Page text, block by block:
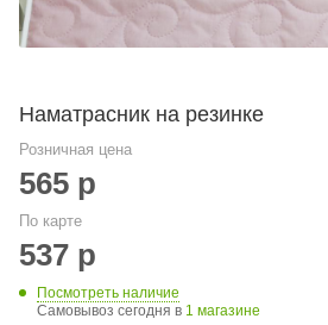
Наматрасник на резинке
Розничная цена
565 р
По карте
537 р
Посмотреть наличие
Самовывоз сегодня в 1 магазине